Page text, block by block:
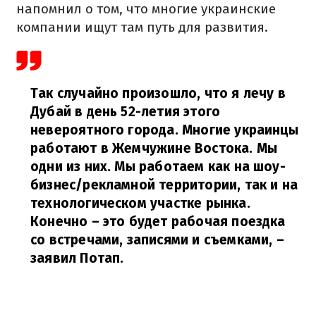
напомнил о том, что многие украинские
компании ищут там путь для развития.
Так случайно произошло, что я лечу в
Дубай в день 52-летия этого
невероятного города. Многие украинцы
работают в Жемчужине Востока. Мы
одни из них. Мы работаем как на шоу-
бизнес/рекламной территории, так и на
технологическом участке рынка.
Конечно – это будет рабочая поездка
со встречами, записями и съемками, –
заявил Потап.